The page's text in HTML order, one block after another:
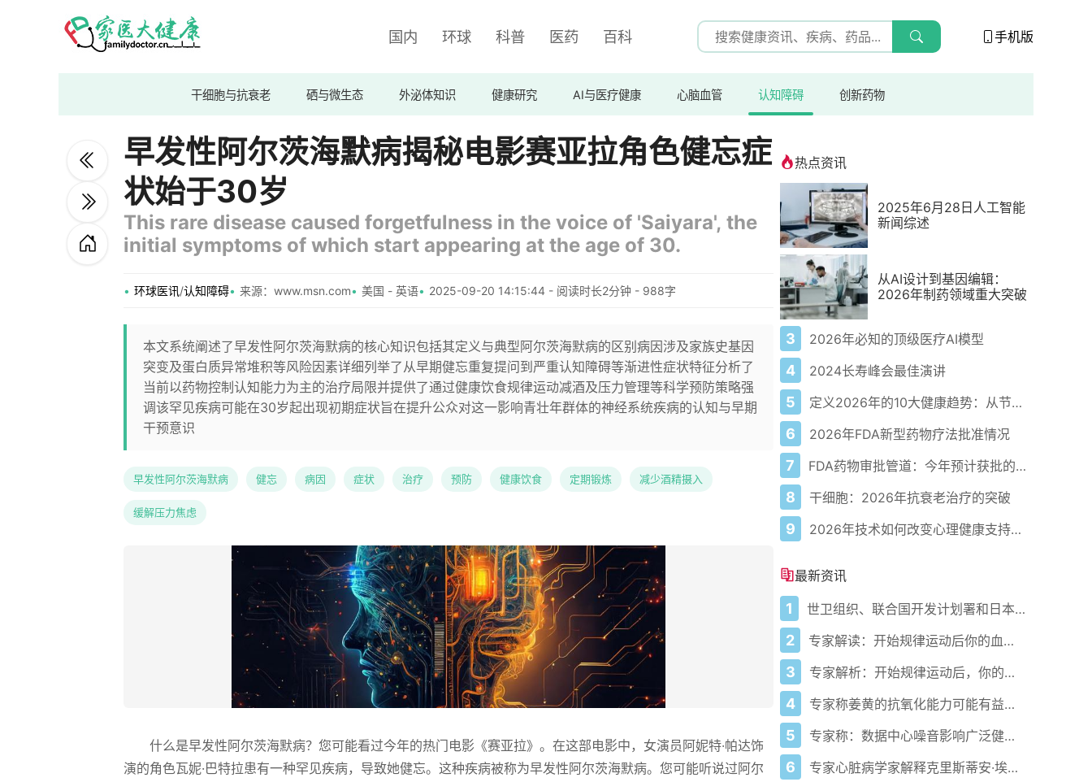
国内 环球 科普 医药 百科 手机版
干细胞与抗衰老 硒与微生态 外泌体知识 健康研究 AI与医疗健康 心脑血管 认知障碍 创新药物
早发性阿尔茨海默病揭秘电影赛亚拉角色健忘症
状始于30岁
This rare disease caused forgetfulness in the voice of 'Saiyara', the
initial symptoms of which start appearing at the age of 30.
环球医讯/认知障碍 来源：www.msn.com 美国 - 英语 2025-09-20 14:15:44 - 阅读时长2分钟 - 988字
本文系统阐述了早发性阿尔茨海默病的核心知识包括其定义与典型阿尔茨海默病的区别病因涉及家族史基因
突变及蛋白质异常堆积等风险因素详细列举了从早期健忘重复提问到严重认知障碍等渐进性症状特征分析了
当前以药物控制认知能力为主的治疗局限并提供了通过健康饮食规律运动减酒及压力管理等科学预防策略强
调该罕见疾病可能在30岁起出现初期症状旨在提升公众对这一影响青壮年群体的神经系统疾病的认知与早期
干预意识
早发性阿尔茨海默病 健忘 病因 症状 治疗 预防 健康饮食 定期锻炼 减少酒精摄入
缓解压力焦虑
什么是早发性阿尔茨海默病？您可能看过今年的热门电影《赛亚拉》。在这部电影中，女演员阿妮特·帕达饰
演的角色瓦妮·巴特拉患有一种罕见疾病，导致她健忘。这种疾病被称为早发性阿尔茨海默病。您可能听说过阿尔
热点资讯
2025年6月28日人工智能
新闻综述
从AI设计到基因编辑：
2026年制药领域重大突破
3 2026年必知的顶级医疗AI模型
4 2024长寿峰会最佳演讲
5 定义2026年的10大健康趋势：从节律健康到冷热交替疗法
6 2026年FDA新型药物疗法批准情况
7 FDA药物审批管道：今年预计获批的关键新疗法
8 干细胞：2026年抗衰老治疗的突破
9 2026年技术如何改变心理健康支持的获取方式
最新资讯
1 世卫组织、联合国开发计划署和日本在加纳启动人工智能健康计划 应对气候敏感性疾病并加强医疗服务
2 专家解读：开始规律运动后你的血压会发生什么变化
3 专家解析：开始规律运动后，你的血压会发生什么变化
4 专家称姜黄的抗氧化能力可能有益心脏健康
5 专家称：数据中心噪音影响广泛健康问题
6 专家心脏病学家解释克里斯蒂安·埃里克森为丹麦队晕倒的原因